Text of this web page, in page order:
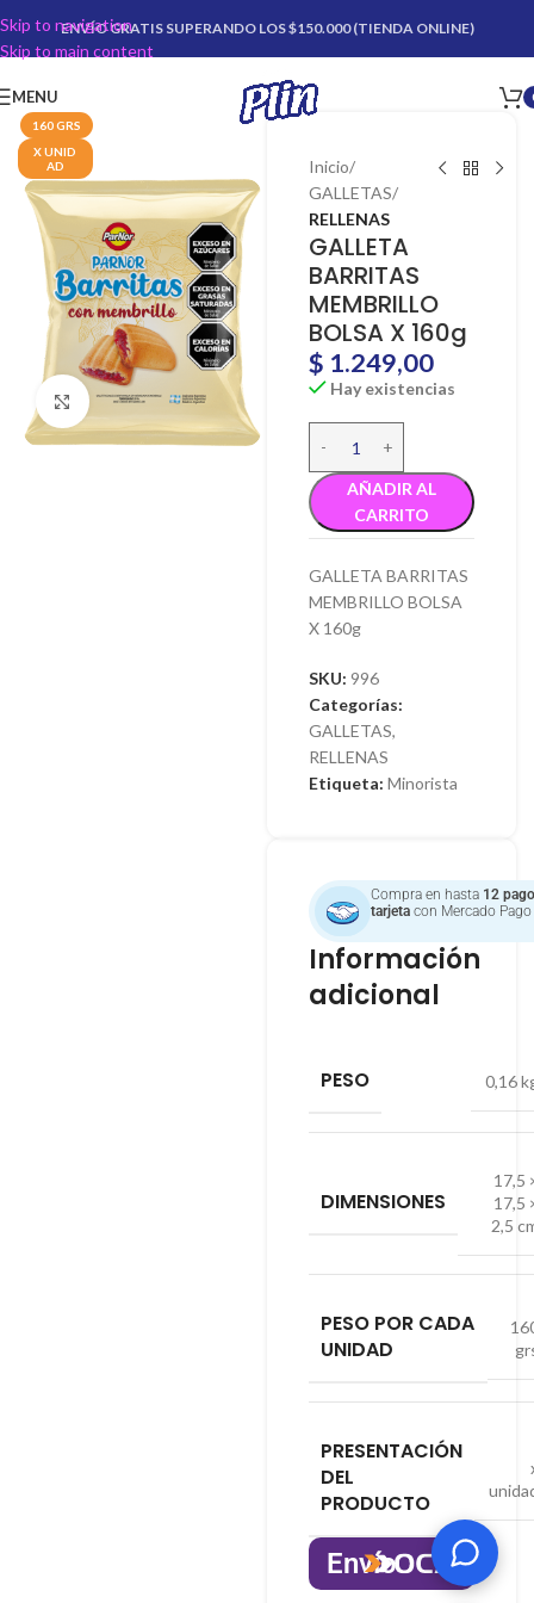
Skip to navigation
Skip to main content
ENVÍO GRATIS SUPERANDO LOS $150.000 (TIENDA ONLINE)
MENU
160 GRS
X UNID
AD
Click para agrandar
Inicio
GALLETAS
RELLENAS
GALLETA
BARRITAS
MEMBRILLO
BOLSA X 160g
$ 1.249,00
Hay existencias
AÑADIR AL
CARRITO
GALLETA BARRITAS
MEMBRILLO BOLSA
X 160g
SKU: 996
Categorías:
GALLETAS,
RELLENAS
Etiqueta: Minorista
Compra en hasta 12
tarjetacon Mercado Pago
Información
adicional
PESO 0,16
DIMENSIONES
17,5
17,5
2,5
PESO POR CADA
UNIDAD
PRESENTACIÓN
DEL
PRODUCTO
Envío